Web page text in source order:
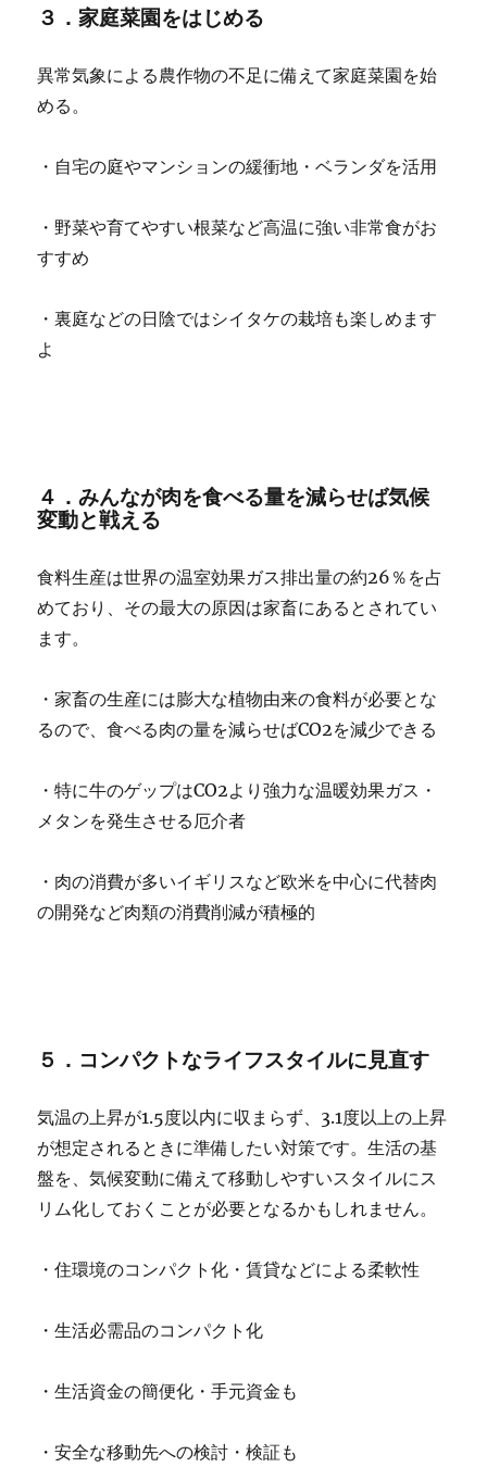
３．家庭菜園をはじめる
異常気象による農作物の不足に備えて家庭菜園を始
める。
・自宅の庭やマンションの緩衝地・ベランダを活用
・野菜や育てやすい根菜など高温に強い非常食がお
すすめ
・裏庭などの日陰ではシイタケの栽培も楽しめます
よ
４．みんなが肉を食べる量を減らせば気候
変動と戦える
食料生産は世界の温室効果ガス排出量の約26％を占
めており、その最大の原因は家畜にあるとされてい
ます。
・家畜の生産には膨大な植物由来の食料が必要とな
るので、食べる肉の量を減らせばCO2を減少できる
・特に牛のゲップはCO2より強力な温暖効果ガス・
メタンを発生させる厄介者
・肉の消費が多いイギリスなど欧米を中心に代替肉
の開発など肉類の消費削減が積極的
５．コンパクトなライフスタイルに見直す
気温の上昇が1.5度以内に収まらず、3.1度以上の上昇
が想定されるときに準備したい対策です。生活の基
盤を、気候変動に備えて移動しやすいスタイルにス
リム化しておくことが必要となるかもしれません。
・住環境のコンパクト化・賃貸などによる柔軟性
・生活必需品のコンパクト化
・生活資金の簡便化・手元資金も
・安全な移動先への検討・検証も